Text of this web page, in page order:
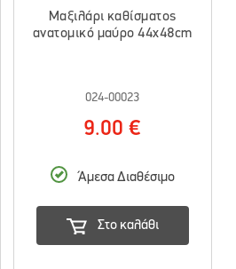
Μαξιλάρι καθίσματος
ανατομικό μαύρο 44x48cm
024-00023
9.00 €
Άμεσα Διαθέσιμο
Στο καλάθι